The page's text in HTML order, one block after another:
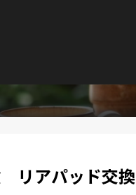
アパッド交換